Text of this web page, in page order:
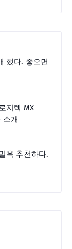
했다. 좋으면
지텍 MX
소개
옥 추천하다.